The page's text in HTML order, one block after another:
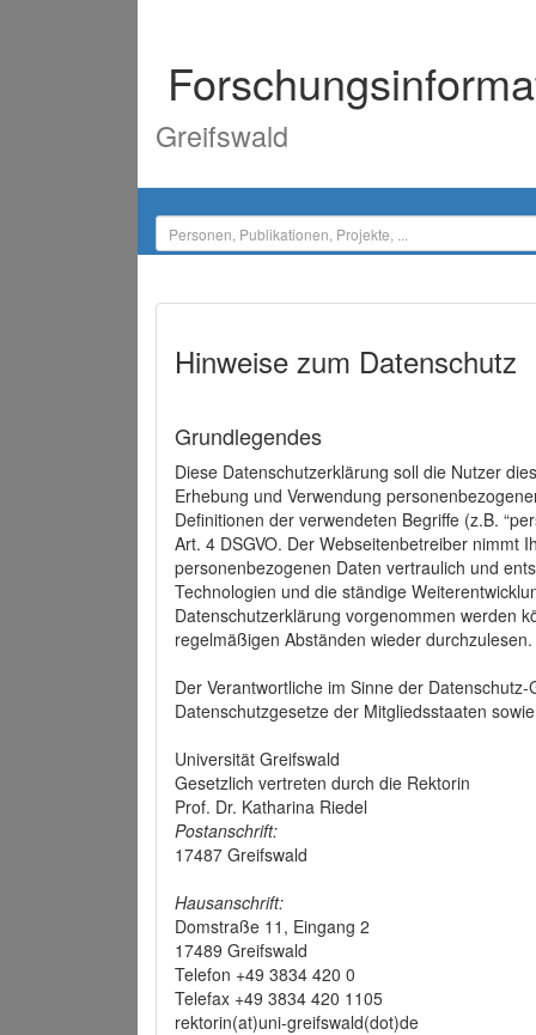
Greifswald
Hinweise zum Datenschutz
Grundlegendes
Diese Datenschutzerklärung soll die Nutzer
Erhebung und Verwendung
Definitionen der verwendeten Begriffe (z.B.
Art. 4 DSGVO. Der Webseitenbetreiber nimmt
personenbezogenen Daten vertraulich und
Technologien und die ständige
Datenschutzerklärung vorgenommen werden
regelmäßigen Abständen wieder durchzulesen.
Der Verantwortliche im Sinne der
Datenschutzgesetze der Mitgliedsstaaten
Universität Greifswald
Gesetzlich vertreten durch die Rektorin
Prof. Dr. Katharina Riedel
Postanschrift:
17487 Greifswald
Hausanschrift:
Domstraße 11, Eingang 2
17489 Greifswald
Telefon +49 3834 420 0
Telefax +49 3834 420 1105
rektorin(at)uni-greifswald(dot)de